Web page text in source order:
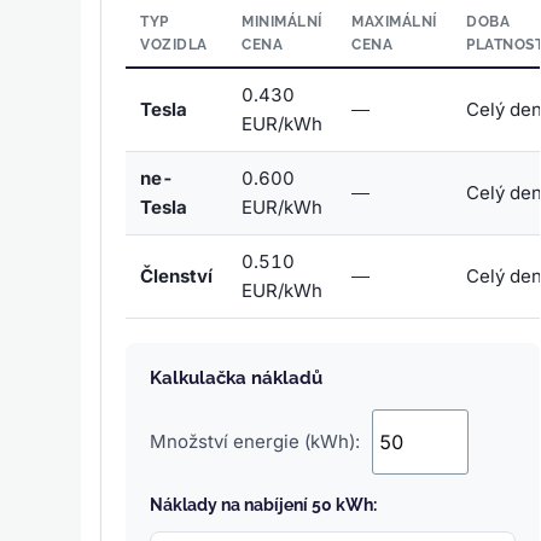
TYP
VOZIDLA
MINIMÁLNÍ
CENA
MAXIMÁLNÍ
CENA
DOBA
PLATNOSTI
Tesla
0.430
EUR/kWh
— Celý den
ne-
Tesla
0.600
EUR/kWh
— Celý den
Členství
0.510
EUR/kWh
— Celý den
Kalkulačka nákladů
Množství energie (kWh):
Náklady na nabíjení 50 kWh: